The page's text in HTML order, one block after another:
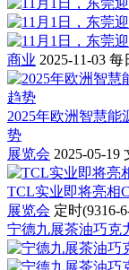
商业 2025-11-03 每
2025年欧洲智慧
势
展览会 2025-05-19
TCL实业即将亮相
展览会 定时(9316-
宁德九展茶油巧克